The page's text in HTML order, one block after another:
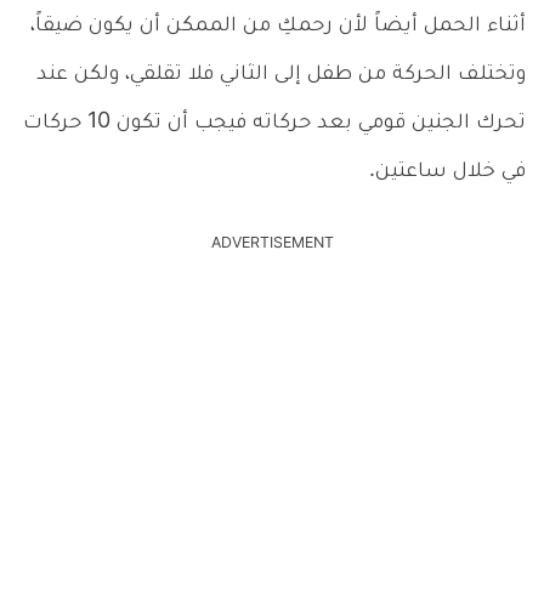
أثناء الحمل أيضاً لأن رحمكِ من الممكن أن يكون ضيقاً،
وتختلف الحركة من طفل إلى الثاني فلا تقلقي، ولكن عند
تحرك الجنين قومي بعد حركاته فيجب أن تكون 10 حركات
في خلال ساعتين.
ADVERTISEMENT